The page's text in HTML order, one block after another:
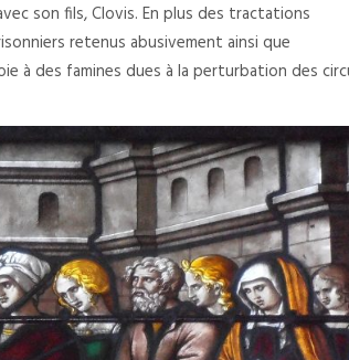
son fils, Clovis. En plus des tractations
retenus abusivement ainsi que
à des famines dues à la perturbation des